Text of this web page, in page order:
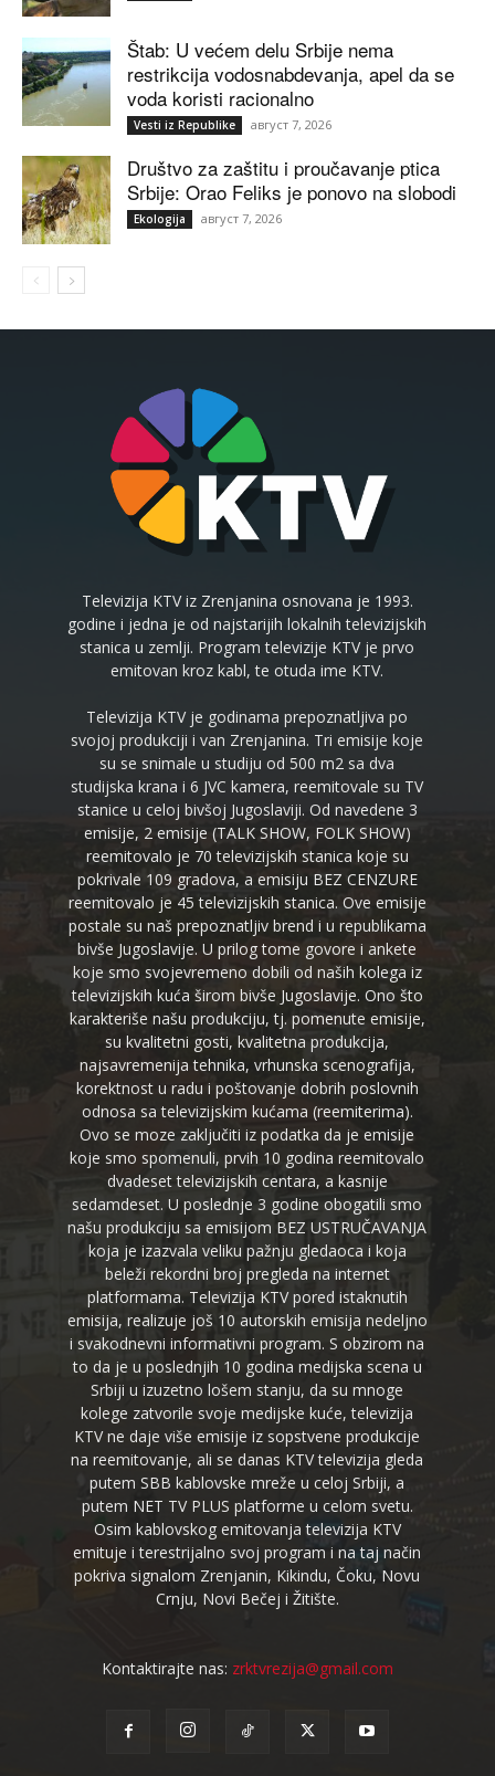
Štab: U većem delu Srbije nema
restrikcija vodosnabdevanja, apel da se
voda koristi racionalno
Vesti iz Republike август 7, 2026
Društvo za zaštitu i proučavanje ptica
Srbije: Orao Feliks je ponovo na slobodi
Ekologija август 7, 2026
Televizija KTV iz Zrenjanina osnovana je 1993.
godine i jedna je od najstarijih lokalnih televizijskih
stanica u zemlji. Program televizije KTV je prvo
emitovan kroz kabl, te otuda ime KTV.
Televizija KTV je godinama prepoznatljiva po
svojoj produkciji i van Zrenjanina. Tri emisije koje
su se snimale u studiju od 500 m2 sa dva
studijska krana i 6 JVC kamera, reemitovale su TV
stanice u celoj bivšoj Jugoslaviji. Od navedene 3
emisije, 2 emisije (TALK SHOW, FOLK SHOW)
reemitovalo je 70 televizijskih stanica koje su
pokrivale 109 gradova, a emisiju BEZ CENZURE
reemitovalo je 45 televizijskih stanica. Ove emisije
postale su naš prepoznatljiv brend i u republikama
bivše Jugoslavije. U prilog tome govore i ankete
koje smo svojevremeno dobili od naših kolega iz
televizijskih kuća širom bivše Jugoslavije. Ono što
karakteriše našu produkciju, tj. pomenute emisije,
su kvalitetni gosti, kvalitetna produkcija,
najsavremenija tehnika, vrhunska scenografija,
korektnost u radu i poštovanje dobrih poslovnih
odnosa sa televizijskim kućama (reemiterima).
Ovo se moze zaključiti iz podatka da je emisije
koje smo spomenuli, prvih 10 godina reemitovalo
dvadeset televizijskih centara, a kasnije
sedamdeset. U poslednje 3 godine obogatili smo
našu produkciju sa emisijom BEZ USTRUČAVANJA
koja je izazvala veliku pažnju gledaoca i koja
beleži rekordni broj pregleda na internet
platformama. Televizija KTV pored istaknutih
emisija, realizuje još 10 autorskih emisija nedeljno
i svakodnevni informativni program. S obzirom na
to da je u poslednjih 10 godina medijska scena u
Srbiji u izuzetno lošem stanju, da su mnoge
kolege zatvorile svoje medijske kuće, televizija
KTV ne daje više emisije iz sopstvene produkcije
na reemitovanje, ali se danas KTV televizija gleda
putem SBB kablovske mreže u celoj Srbiji, a
putem NET TV PLUS platforme u celom svetu.
Osim kablovskog emitovanja televizija KTV
emituje i terestrijalno svoj program i na taj način
pokriva signalom Zrenjanin, Kikindu, Čoku, Novu
Crnju, Novi Bečej i Žitište.
Kontaktirajte nas: zrktvrezija@gmail.com